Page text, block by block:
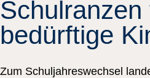
Schulranzen
bedürftige
Zum Schuljahreswechsel